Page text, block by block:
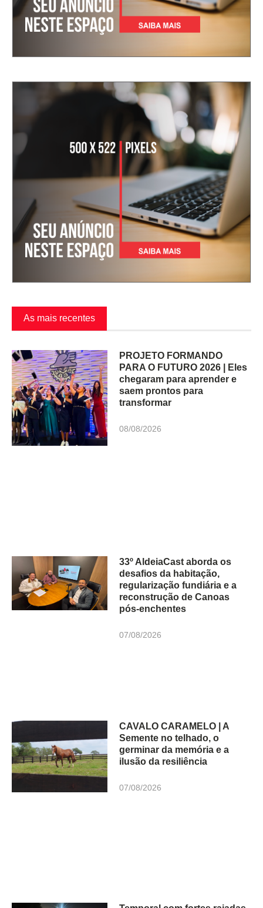
As mais recentes
PROJETO FORMANDO
PARA O FUTURO 2026 | Eles
chegaram para aprender e
saem prontos para
transformar
08/08/2026
33º AldeiaCast aborda os
desafios da habitação,
regularização fundiária e a
reconstrução de Canoas
pós-enchentes
07/08/2026
CAVALO CARAMELO | A
Semente no telhado, o
germinar da memória e a
ilusão da resiliência
07/08/2026